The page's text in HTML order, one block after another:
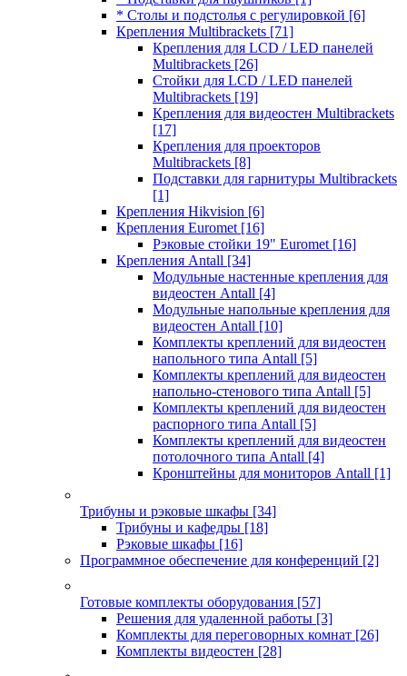
* Столы и подстолья с регулировкой [6]
Крепления Multibrackets [71]
Крепления для LCD / LED панелей
Multibrackets [26]
Стойки для LCD / LED панелей
Multibrackets [19]
Крепления для видеостен Multibrackets
[17]
Крепления для проекторов
Multibrackets [8]
Подставки для гарнитуры Multibrackets
[1]
Крепления Hikvision [6]
Крепления Euromet [16]
Рэковые стойки 19" Euromet [16]
Крепления Antall [34]
Модульные настенные крепления для
видеостен Antall [4]
Модульные напольные крепления для
видеостен Antall [10]
Комплекты креплений для видеостен
напольного типа Antall [5]
Комплекты креплений для видеостен
напольно-стенового типа Antall [5]
Комплекты креплений для видеостен
распорного типа Antall [5]
Комплекты креплений для видеостен
потолочного типа Antall [4]
Кронштейны для мониторов Antall [1]
Трибуны и рэковые шкафы [34]
Трибуны и кафедры [18]
Рэковые шкафы [16]
Программное обеспечение для конференций [2]
Готовые комплекты оборудования [57]
Решения для удаленной работы [3]
Комплекты для переговорных комнат [26]
Комплекты видеостен [28]